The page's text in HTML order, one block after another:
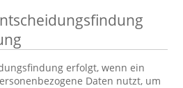
erfolgt, wenn ein
Daten nutzt, um